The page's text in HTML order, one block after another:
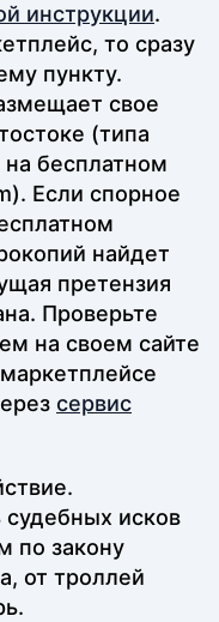
инструкции.
то сразу
пункту.
свое
(типа
бесплатном
Если спорное
найдет
претензия
Проверьте
на своем сайте
сервис
исков
по закону
от троллей